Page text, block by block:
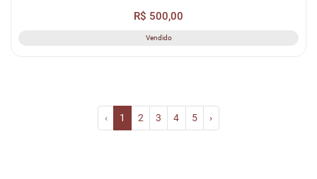
R$ 500,00
Vendido
‹ 1 2 3 4 5 ›